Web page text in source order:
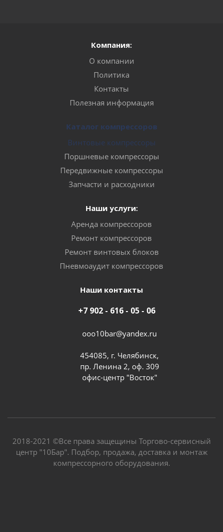
Компания:
О компании
Политика
Контакты
Полезная информация
Каталог компрессоров
Винтовые компрессоры
Поршневые компрессоры
Передвижные компрессоры
Запчасти и расходники
Наши услуги:
Аренда компрессоров
Ремонт компрессоров
Ремонт винтовых блоков
Пневмоаудит компрессоров
Наши контакты
+7 902 - 616 - 05 - 06
ooo10bar@yandex.ru
454085, г. Челябинск,
пр. Ленина 2, оф. 309
офис-центр "Восток"
2018-2021 ©Все права защещины Торгово-сервисный
центр "10Бар". Подбор, продажа, доставка и монтаж
компрессорного оборудования.